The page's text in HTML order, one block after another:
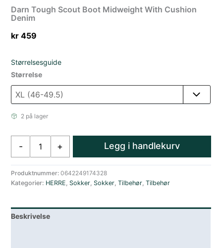
Darn Tough Scout Boot Midweight With Cushion
Denim
kr 459
Størrelsesguide
Størrelse
2 på lager
-
Boot
Midweight
Cushion
Denim
+ Legg i handlekurv
Produktnummer:0642249174328
Kategorier: HERRE, Sokker, Sokker,Tilbehør,Tilbehør
Beskrivelse